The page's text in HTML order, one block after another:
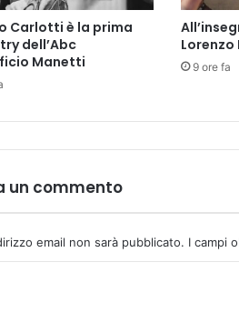
Carlotti è la prima
dell’Abc
Manetti
Lorenzo
9 ore fa
un commento
email non sarà pubblicato. I campi